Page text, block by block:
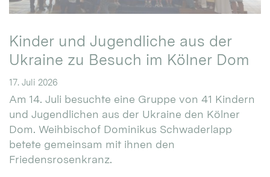
Kinder und Jugendliche aus der
Ukraine zu Besuch im Kölner Dom
17. Juli 2026
Am 14. Juli besuchte eine Gruppe von 41 Kindern
und Jugendlichen aus der Ukraine den Kölner
Dom. Weihbischof Dominikus Schwaderlapp
betete gemeinsam mit ihnen den
Friedensrosenkranz.